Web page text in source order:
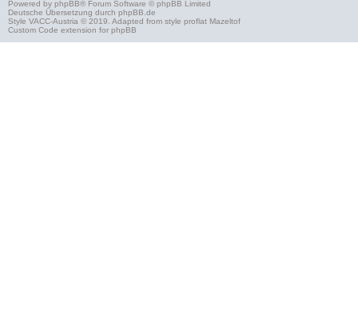
Powered by phpBB® Forum Software © phpBB Limited
Deutsche Übersetzung durch phpBB.de
Style VACC-Austria © 2019. Adapted from style proflat Mazeltof
Custom Code extension for phpBB